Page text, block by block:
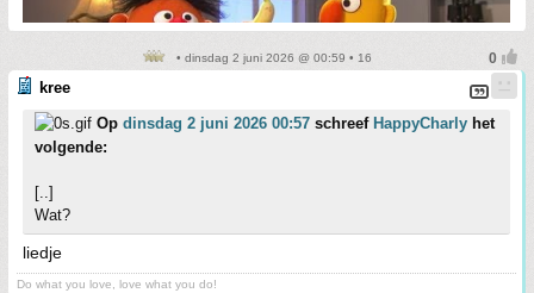
• dinsdag 2 juni 2026 @ 00:59 • 16
kree
Op dinsdag 2 juni 2026 00:57 schreef HappyCharly het
volgende:
[..]
Wat?
liedje
Do what you love, love what you do!